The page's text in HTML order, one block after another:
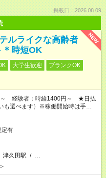
掲載日：2026.08.09
NEW
ルライクな高齢者
＊時短OK
大学生歓迎
ブランクOK
～ 経験者：時給1400円～ ★日払
も選べます）※稼働開始時は手続き
す。
有
津久田駅 / …